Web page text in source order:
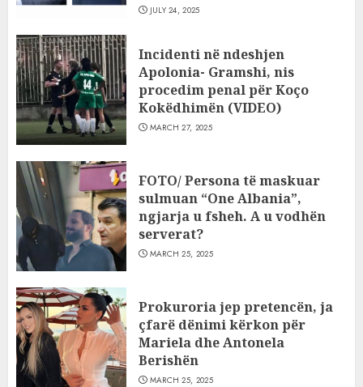
JULY 24, 2025
Incidenti në ndeshjen
Apolonia- Gramshi, nis
procedim penal për Koço
Kokëdhimën (VIDEO)
MARCH 27, 2025
FOTO/ Persona të maskuar
sulmuan “One Albania”,
ngjarja u fsheh. A u vodhën
serverat?
MARCH 25, 2025
Prokuroria jep pretencën, ja
çfarë dënimi kërkon për
Mariela dhe Antonela
Berishën
MARCH 25, 2025